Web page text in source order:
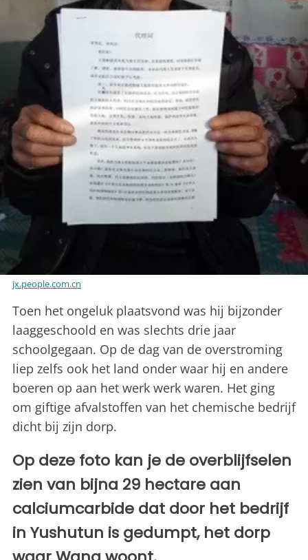
jx.people.com.cn
Toen het ongeluk plaatsvond was hij bijzonder
laaggeschoold en was slechts drie jaar
schoolgegaan. Op de dag van de overstroming
liep zelfs ook het land onder waar hij en andere
boeren op aan het werk werk waren. Het ging
om giftige afvalstoffen van het chemische bedrijf
dicht bij zijn dorp.
Op deze foto kan je de overblijfselen
zien van bijna 29 hectare aan
calciumcarbide dat door het bedrijf
in Yushutun is gedumpt, het dorp